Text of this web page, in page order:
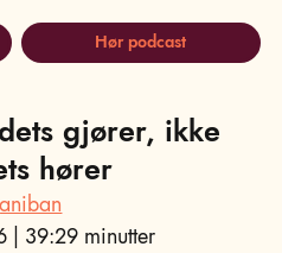
Hør podcast
gjører, ikke
hører
| 39:29 minutter